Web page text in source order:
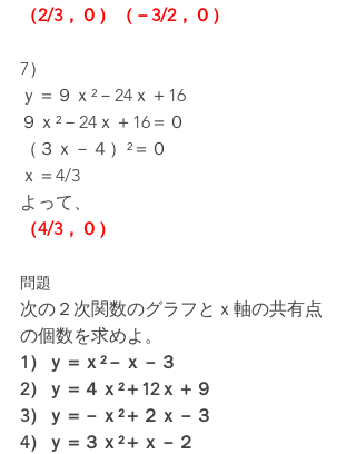
（2/3，０）（－3/2，０）
7）
ｙ＝９ｘ²－24ｘ＋16
９ｘ²－24ｘ＋16＝０
（３ｘ－４）²＝０
ｘ＝4/3
よって、
（4/3，０）
問題
次の２次関数のグラフとｘ軸の共有点
の個数を求めよ。
1）ｙ＝ｘ²－ｘ－３
2）ｙ＝４ｘ²＋12ｘ＋９
3）ｙ＝－ｘ²＋２ｘ－３
4）ｙ＝３ｘ²＋ｘ－２